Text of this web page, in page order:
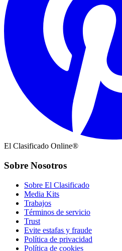
El Clasificado Online®
Sobre Nosotros
Sobre El Clasificado
Media Kits
Trabajos
Términos de servicio
Trust
Evite estafas y fraude
Política de privacidad
Política de cookies